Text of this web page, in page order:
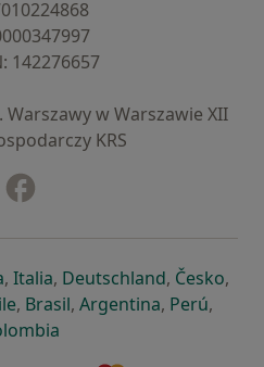
⁠142276657
w Warszawie XII
KRS
karcie
w nowej karcie
otwiera się w nowej karcie
, Italiaotwiera się w nowej
, Deutschlandotwiera się
, Česko,
nowej karcie
się w nowej karcie
otwiera się w nowej karcie
, Brasilotwiera się w nowej
, Argentinaotwiera się
, Perú,